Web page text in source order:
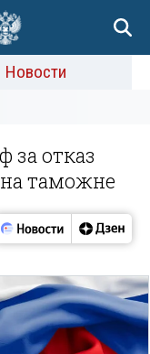
Новости
за отказ
таможне